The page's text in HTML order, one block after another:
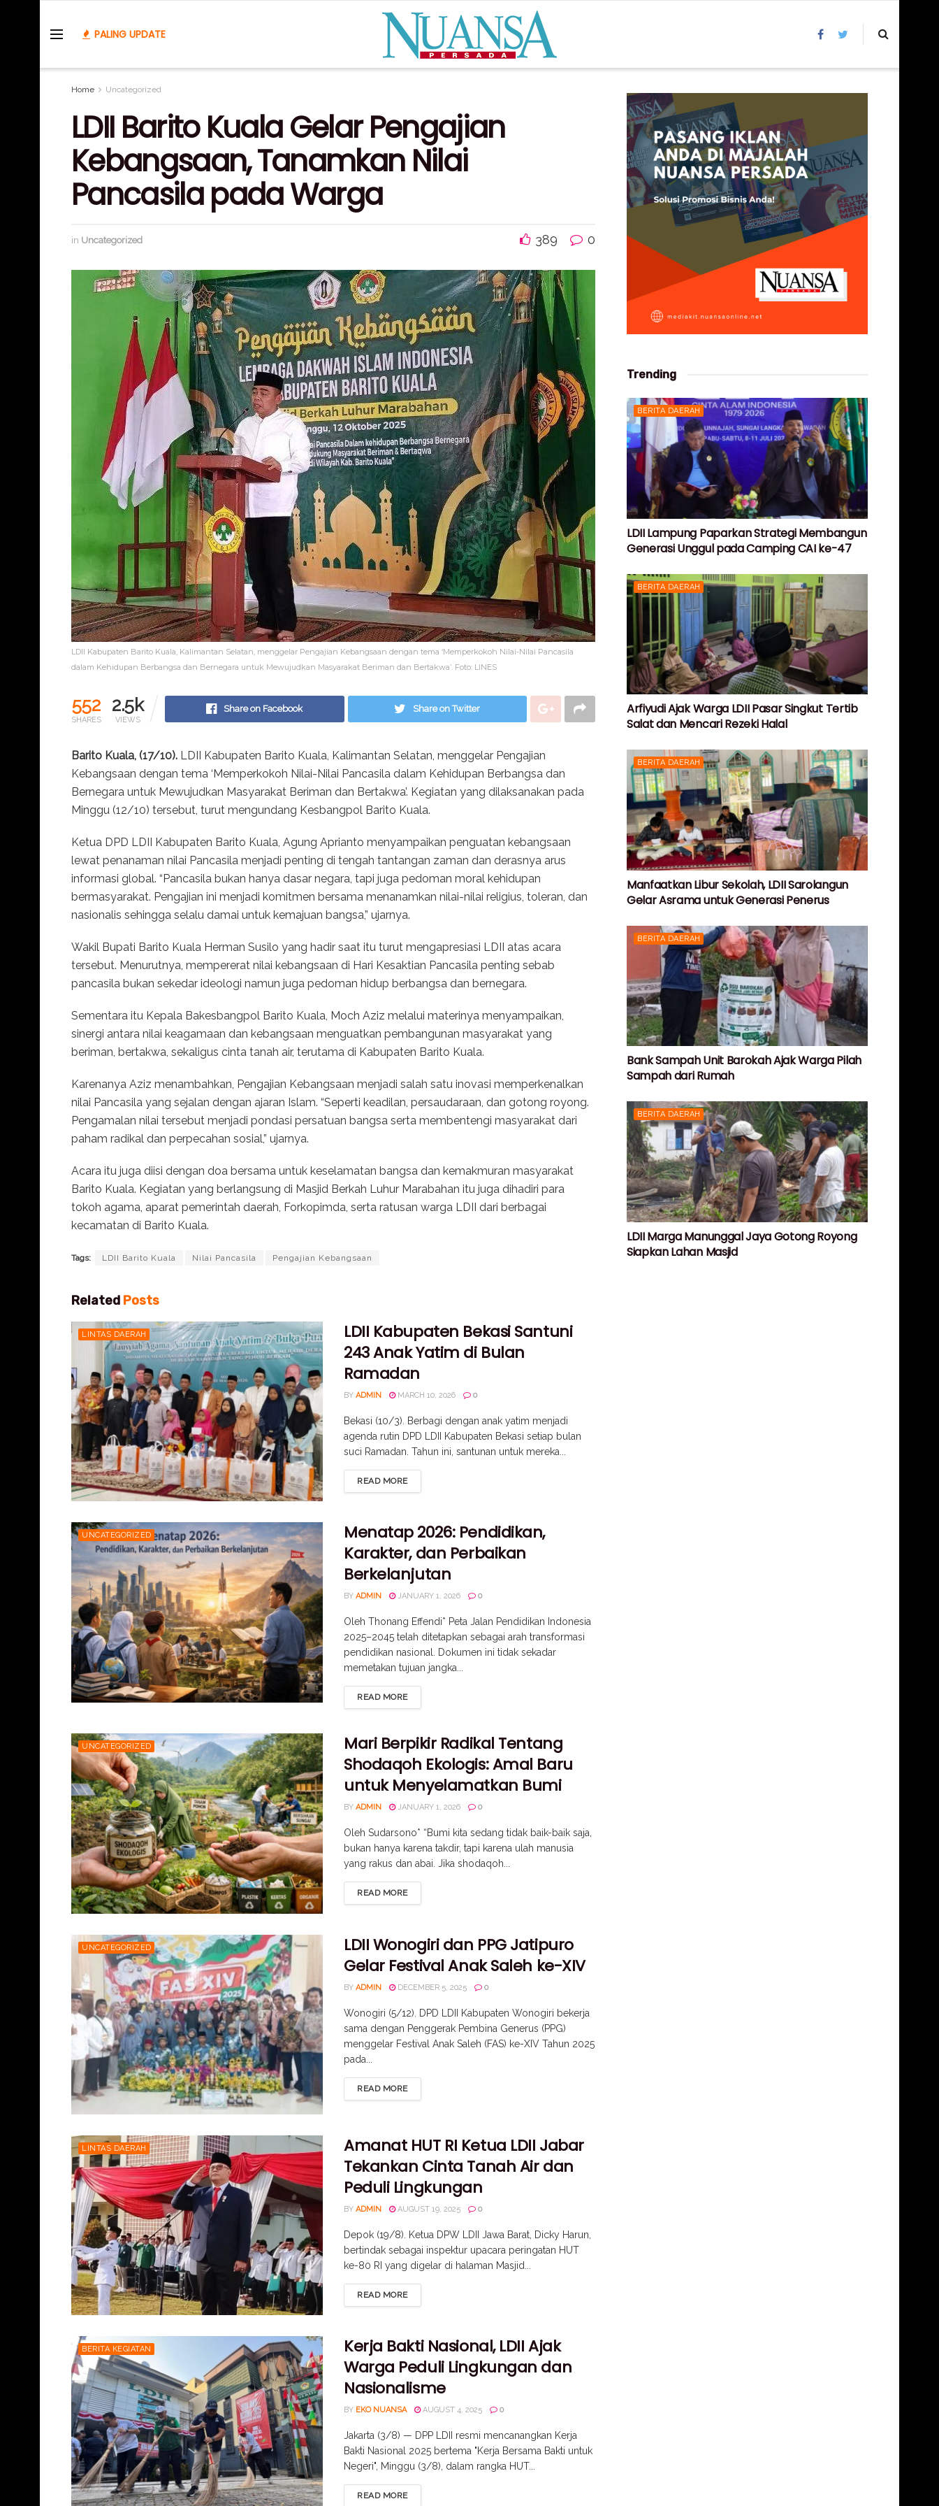
PALING UPDATE
Home Uncategorized
LDII Barito Kuala Gelar Pengajian
Kebangsaan, Tanamkan Nilai
Pancasila pada Warga
in Uncategorized 389 0
LDII Kabupaten Barito Kuala, Kalimantan Selatan, menggelar Pengajian Kebangsaan dengan tema ‘Memperkokoh Nilai-Nilai Pancasila
dalam Kehidupan Berbangsa dan Bernegara untuk Mewujudkan Masyarakat Beriman dan Bertakwa’. Foto: LINES
552
SHARES
2.5k
VIEWS
Share on Facebook Share on Twitter
Barito Kuala, (17/10). LDII Kabupaten Barito Kuala, Kalimantan Selatan, menggelar Pengajian
Kebangsaan dengan tema ‘Memperkokoh Nilai-Nilai Pancasila dalam Kehidupan Berbangsa dan
Bernegara untuk Mewujudkan Masyarakat Beriman dan Bertakwa’. Kegiatan yang dilaksanakan pada
Minggu (12/10) tersebut, turut mengundang Kesbangpol Barito Kuala.
Ketua DPD LDII Kabupaten Barito Kuala, Agung Aprianto menyampaikan penguatan kebangsaan
lewat penanaman nilai Pancasila menjadi penting di tengah tantangan zaman dan derasnya arus
informasi global. “Pancasila bukan hanya dasar negara, tapi juga pedoman moral kehidupan
bermasyarakat. Pengajian ini menjadi komitmen bersama menanamkan nilai-nilai religius, toleran, dan
nasionalis sehingga selalu damai untuk kemajuan bangsa,” ujarnya.
Wakil Bupati Barito Kuala Herman Susilo yang hadir saat itu turut mengapresiasi LDII atas acara
tersebut. Menurutnya, mempererat nilai kebangsaan di Hari Kesaktian Pancasila penting sebab
pancasila bukan sekedar ideologi namun juga pedoman hidup berbangsa dan bernegara.
Sementara itu Kepala Bakesbangpol Barito Kuala, Moch Aziz melalui materinya menyampaikan,
sinergi antara nilai keagamaan dan kebangsaan menguatkan pembangunan masyarakat yang
beriman, bertakwa, sekaligus cinta tanah air, terutama di Kabupaten Barito Kuala.
Karenanya Aziz menambahkan, Pengajian Kebangsaan menjadi salah satu inovasi memperkenalkan
nilai Pancasila yang sejalan dengan ajaran Islam. “Seperti keadilan, persaudaraan, dan gotong royong.
Pengamalan nilai tersebut menjadi pondasi persatuan bangsa serta membentengi masyarakat dari
paham radikal dan perpecahan sosial,” ujarnya.
Acara itu juga diisi dengan doa bersama untuk keselamatan bangsa dan kemakmuran masyarakat
Barito Kuala. Kegiatan yang berlangsung di Masjid Berkah Luhur Marabahan itu juga dihadiri para
tokoh agama, aparat pemerintah daerah, Forkopimda, serta ratusan warga LDII dari berbagai
kecamatan di Barito Kuala.
Tags: LDII Barito Kuala Nilai Pancasila Pengajian Kebangsaan
Related Posts
LINTAS DAERAH
LDII Kabupaten Bekasi Santuni
243 Anak Yatim di Bulan
Ramadan
BY ADMIN MARCH 10, 2026 0
Bekasi (10/3). Berbagi dengan anak yatim menjadi
agenda rutin DPD LDII Kabupaten Bekasi setiap bulan
suci Ramadan. Tahun ini, santunan untuk mereka...
READ MORE
UNCATEGORIZED
Menatap 2026: Pendidikan,
Karakter, dan Perbaikan
Berkelanjutan
BY ADMIN JANUARY 1, 2026 0
Oleh Thonang Effendi* Peta Jalan Pendidikan Indonesia
2025–2045 telah ditetapkan sebagai arah transformasi
pendidikan nasional. Dokumen ini tidak sekadar
memetakan tujuan jangka...
READ MORE
UNCATEGORIZED
Mari Berpikir Radikal Tentang
Shodaqoh Ekologis: Amal Baru
untuk Menyelamatkan Bumi
BY ADMIN JANUARY 1, 2026 0
Oleh Sudarsono* “Bumi kita sedang tidak baik-baik saja,
bukan hanya karena takdir, tapi karena ulah manusia
yang rakus dan abai. Jika shodaqoh...
READ MORE
UNCATEGORIZED
LDII Wonogiri dan PPG Jatipuro
Gelar Festival Anak Saleh ke-XIV
BY ADMIN DECEMBER 5, 2025 0
Wonogiri (5/12). DPD LDII Kabupaten Wonogiri bekerja
sama dengan Penggerak Pembina Generus (PPG)
menggelar Festival Anak Saleh (FAS) ke-XIV Tahun 2025
pada...
READ MORE
LINTAS DAERAH
Amanat HUT RI Ketua LDII Jabar
Tekankan Cinta Tanah Air dan
Peduli Lingkungan
BY ADMIN AUGUST 19, 2025 0
Depok (19/8). Ketua DPW LDII Jawa Barat, Dicky Harun,
bertindak sebagai inspektur upacara peringatan HUT
ke-80 RI yang digelar di halaman Masjid...
READ MORE
BERITA KEGIATAN
Kerja Bakti Nasional, LDII Ajak
Warga Peduli Lingkungan dan
Nasionalisme
BY EKO NUANSA AUGUST 4, 2025 0
Jakarta (3/8) — DPP LDII resmi mencanangkan Kerja
Bakti Nasional 2025 bertema "Kerja Bersama Bakti untuk
Negeri", Minggu (3/8), dalam rangka HUT...
READ MORE
Trending
BERITA DAERAH
LDII Lampung Paparkan Strategi Membangun
Generasi Unggul pada Camping CAI ke-47
BERITA DAERAH
Arfiyudi Ajak Warga LDII Pasar Singkut Tertib
Salat dan Mencari Rezeki Halal
BERITA DAERAH
Manfaatkan Libur Sekolah, LDII Sarolangun
Gelar Asrama untuk Generasi Penerus
BERITA DAERAH
Bank Sampah Unit Barokah Ajak Warga Pilah
Sampah dari Rumah
BERITA DAERAH
LDII Marga Manunggal Jaya Gotong Royong
Siapkan Lahan Masjid